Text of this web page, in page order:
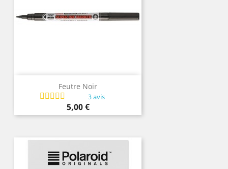
Feutre Noir
3 avis
Prix
5,00 €